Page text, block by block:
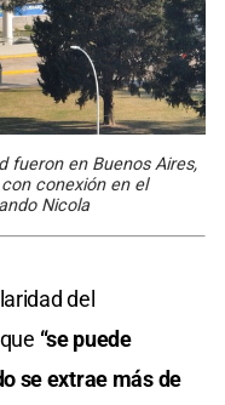
fueron en Buenos Aires,
conexión en el
Nicola
del
“se puede
se extrae más de